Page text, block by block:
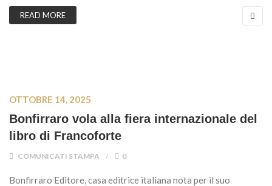
READ MORE
OTTOBRE 14, 2025
Bonfirraro vola alla fiera internazionale del
libro di Francoforte
COMUNICATI STAMPA 0
Bonfirraro Editore, casa editrice italiana nota per il suo